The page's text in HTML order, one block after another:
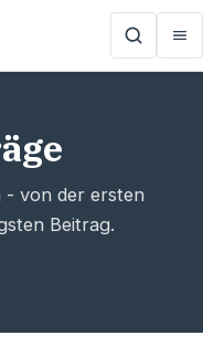
- von der ersten
Beitrag.